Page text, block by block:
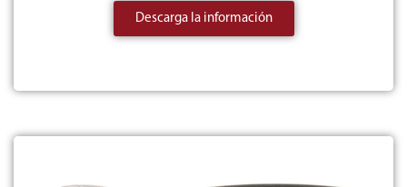
Descarga la información